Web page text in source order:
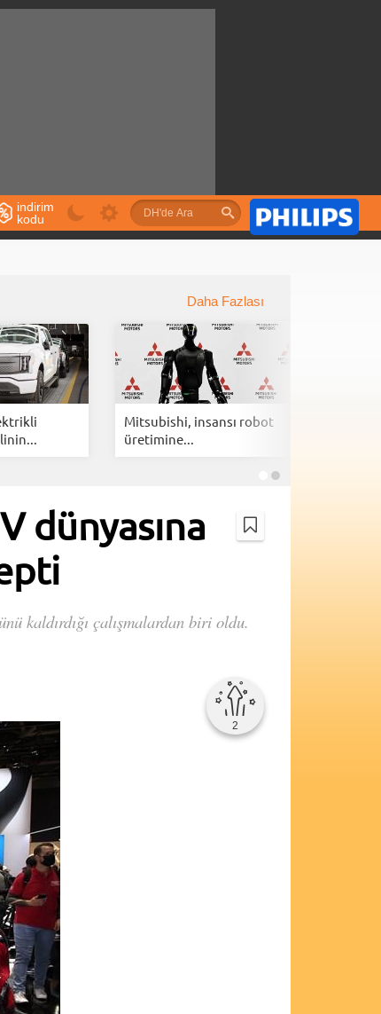
indirim
kodu
Daha Fazlası
Mitsubishi, insansı robot
üretimine...
dünyasına
kaldırdığı çalışmalardan biri oldu.
2